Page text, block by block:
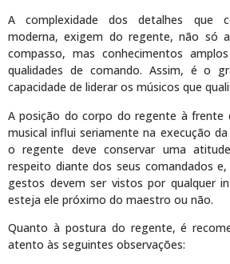
A complexidade dos detalhes que
moderna, exigem do regente, não só
compasso, mas conhecimentos
qualidades de comando. Assim, é o
capacidade de liderar os músicos que
A posição do corpo do regente à frente
musical influi seriamente na execução
o regente deve conservar uma
respeito diante dos seus comandados
gestos devem ser vistos por qualquer
esteja ele próximo do maestro ou não.
Quanto à postura do regente, é
atento às seguintes observações: